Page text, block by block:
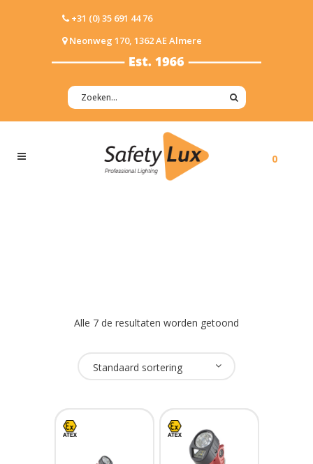
+31 (0) 35 691 44 76
Neonweg 170, 1362 AE Almere
0
Oplaadbaar
USB Oplaadbaar
Alle 7 de resultaten worden getoond
Standaard sortering